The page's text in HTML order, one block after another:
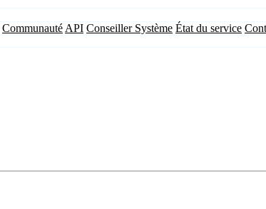
Communauté API Conseiller Système État du service